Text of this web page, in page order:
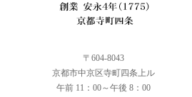
〒604-8043
京都市中京区寺町四条上ル
午前 11：00～午後 8：00